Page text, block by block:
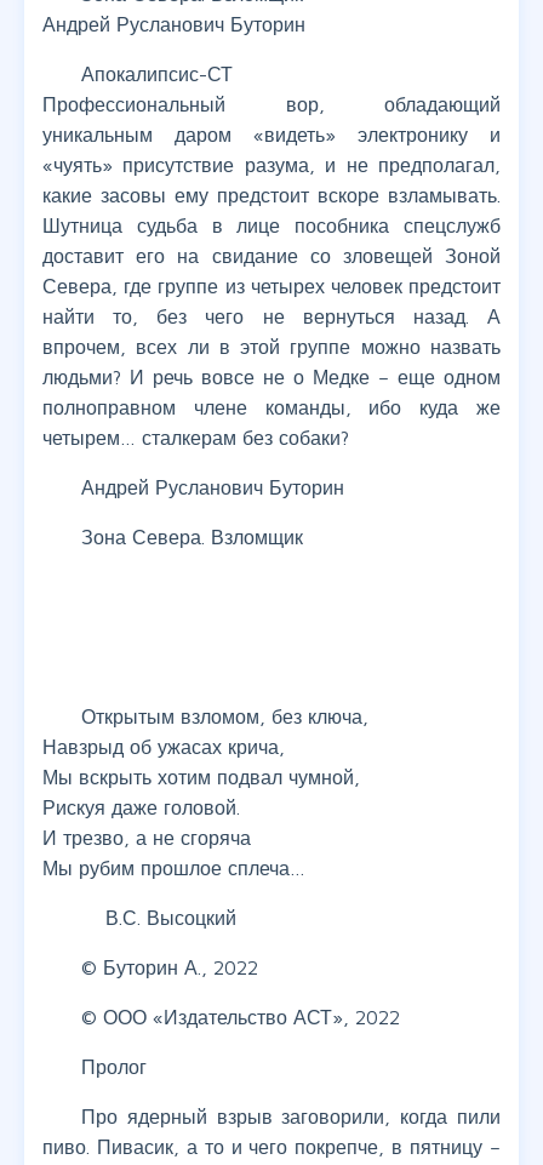
Андрей Русланович Буторин
Апокалипсис-СТ
Профессиональный вор, обладающий
уникальным даром «видеть» электронику и
«чуять» присутствие разума, и не предполагал,
какие засовы ему предстоит вскоре взламывать.
Шутница судьба в лице пособника спецслужб
доставит его на свидание со зловещей Зоной
Севера, где группе из четырех человек предстоит
найти то, без чего не вернуться назад. А
впрочем, всех ли в этой группе можно назвать
людьми? И речь вовсе не о Медке – еще одном
полноправном члене команды, ибо куда же
четырем… сталкерам без собаки?
Андрей Русланович Буторин
Зона Севера. Взломщик
Открытым взломом, без ключа,
Навзрыд об ужасах крича,
Мы вскрыть хотим подвал чумной,
Рискуя даже головой.
И трезво, а не сгоряча
Мы рубим прошлое сплеча…
В.С. Высоцкий
© Буторин А., 2022
© ООО «Издательство АСТ», 2022
Пролог
Про ядерный взрыв заговорили, когда пили
пиво. Пивасик, а то и чего покрепче, в пятницу –